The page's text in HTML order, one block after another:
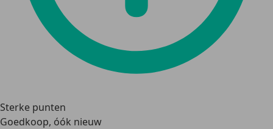
Sterke punten
Goedkoop, óók nieuw